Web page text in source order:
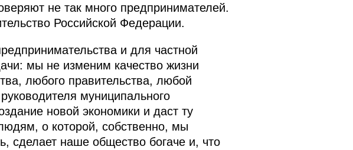
не так много предпринимателей.
Российской Федерации.
и для частной
мы не изменим качество жизни
любого правительства, любой
муниципального
новой экономики и даст ту
о которой, собственно, мы
сделает наше общество богаче и, что